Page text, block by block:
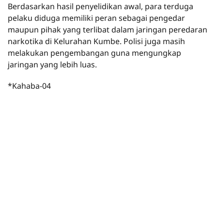
Berdasarkan hasil penyelidikan awal, para terduga
pelaku diduga memiliki peran sebagai pengedar
maupun pihak yang terlibat dalam jaringan peredaran
narkotika di Kelurahan Kumbe. Polisi juga masih
melakukan pengembangan guna mengungkap
jaringan yang lebih luas.
*Kahaba-04